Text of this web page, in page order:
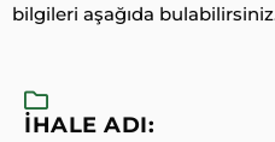
bilgileri aşağıda
İHALE ADI: